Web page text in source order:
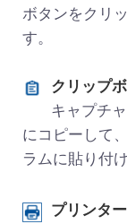
ボタンをクリ
す。
クリップ
キャプチ
にコピーして
ラムに貼り付
プリンター